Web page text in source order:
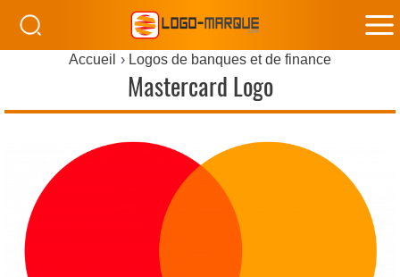
Accueil Logos de banques et de finance
Mastercard Logo